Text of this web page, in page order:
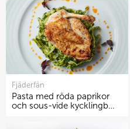
Fjäderfän
Pasta med röda paprikor
och sous-vide kycklingb…